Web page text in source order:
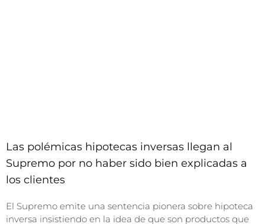
Las polémicas hipotecas inversas llegan al
Supremo por no haber sido bien explicadas a
los clientes
El Supremo emite una sentencia pionera sobre hipoteca
inversa insistiendo en la idea de que son productos que